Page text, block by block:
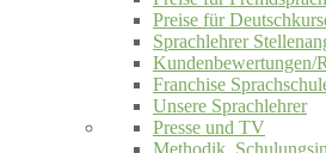
Preise für
Sprachlehrer
Kundenbewertungen/
Franchise
Unsere Sprachlehrer
Presse und TV
Methodik,